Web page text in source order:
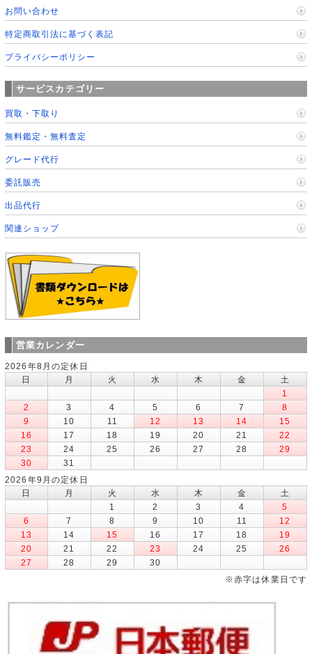
お問い合わせ
特定商取引法に基づく表記
プライバシーポリシー
サービスカテゴリー
買取・下取り
無料鑑定・無料査定
グレード代行
委託販売
出品代行
関連ショップ
営業カレンダー
2026年8月の定休日
日
月 火 水 木 金
土
1
2
3 4 5 6 7
8
9
10 11 12 13 14
15
16
17 18 19 20 21
22
23
24 25 26 27 28
29
30
31
2026年9月の定休日
日
月 火 水 木 金
土
1
2 3 4
5
6
7 8 9 10 11
12
13
14 15 16 17 18
19
20
21 22 23 24 25
26
27
28 29
30
※赤字は休業日です